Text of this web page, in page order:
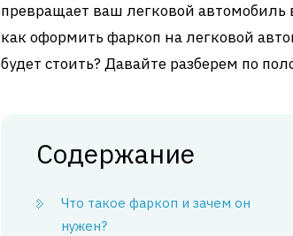
превращает ваш легковой автомобиль
как оформить фаркоп на легковой
будет стоить? Давайте разберем по
Содержание
Что такое фаркоп и зачем он
нужен?